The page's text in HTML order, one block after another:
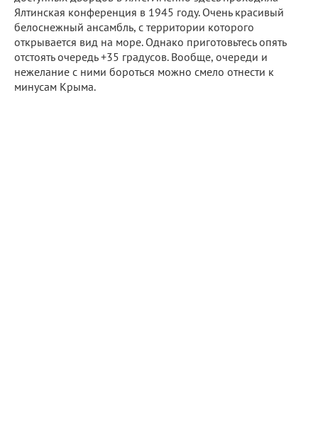
Ялтинская конференция в 1945 году. Очень красивый
белоснежный ансамбль, с территории которого
открывается вид на море. Однако приготовьтесь опять
отстоять очередь +35 градусов. Вообще, очереди и
нежелание с ними бороться можно смело отнести к
минусам Крыма.